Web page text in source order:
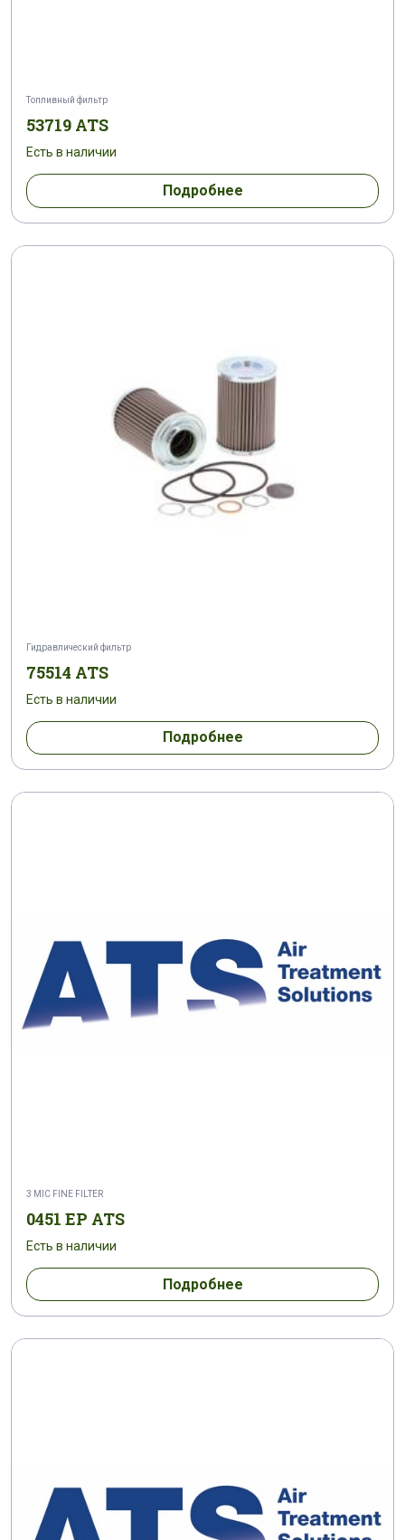
Топливный фильтр
53719 ATS
Есть в наличии
Подробнее
Гидравлический фильтр
75514 ATS
Есть в наличии
Подробнее
3 MIC FINE FILTER
0451 EP ATS
Есть в наличии
Подробнее